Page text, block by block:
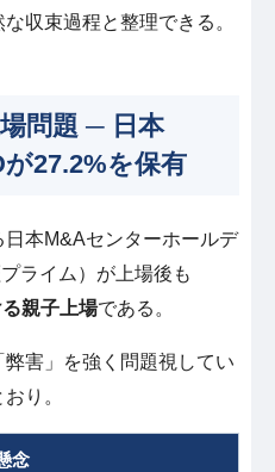
収束過程と整理できる。
問題 ─ 日本
27.2%を保有
本M&Aセンターホールデ
ライム）が上場後も
親子上場である。
害」を強く問題視してい
り。
念